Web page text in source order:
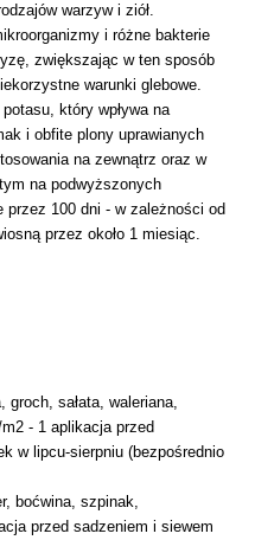
warzyw i ziół.
i różne bakterie
zwiększając w ten sposób
warunki glebowe.
który wpływa na
i obfite plony uprawianych
na zewnątrz oraz w
na podwyższonych
przez 100 dni - w zależności od
przez około 1 miesiąc.
sałata, waleriana,
- 1 aplikacja przed
w lipcu-sierpniu (bezpośrednio
boćwina, szpinak,
przed sadzeniem i siewem